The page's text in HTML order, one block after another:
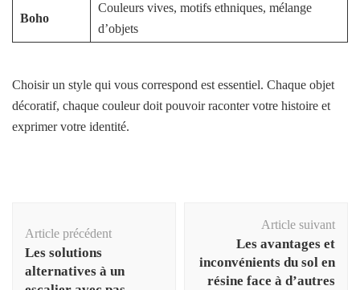
Boho
Couleurs vives, motifs ethniques, mélange
d’objets
Choisir un style qui vous correspond est essentiel. Chaque objet
décoratif, chaque couleur doit pouvoir raconter votre histoire et
exprimer votre identité.
d'article
Article précédent
Les solutions
alternatives à un
Article suivant
Les avantages et
inconvénients du sol en
résine face à d’autres